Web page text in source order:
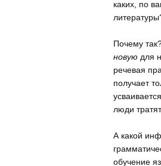
каких, по
Почему
новую для
речевая
получает
люди
А какой
обучение